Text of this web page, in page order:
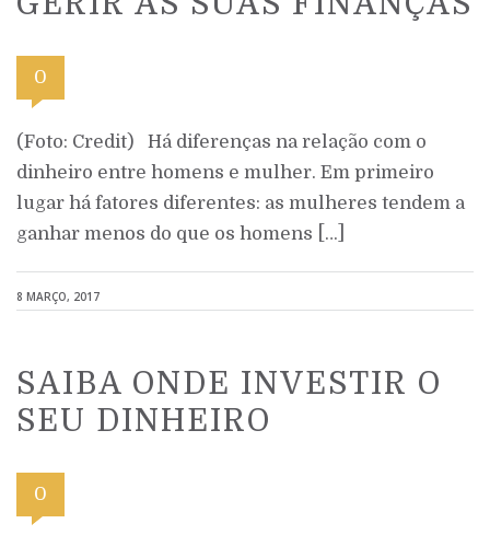
0
(Foto: Credit) Há diferenças na relação com o
dinheiro entre homens e mulher. Em primeiro
lugar há fatores diferentes: as mulheres tendem a
ganhar menos do que os homens […]
8 MARÇO, 2017
SAIBA ONDE INVESTIR O
SEU DINHEIRO
0